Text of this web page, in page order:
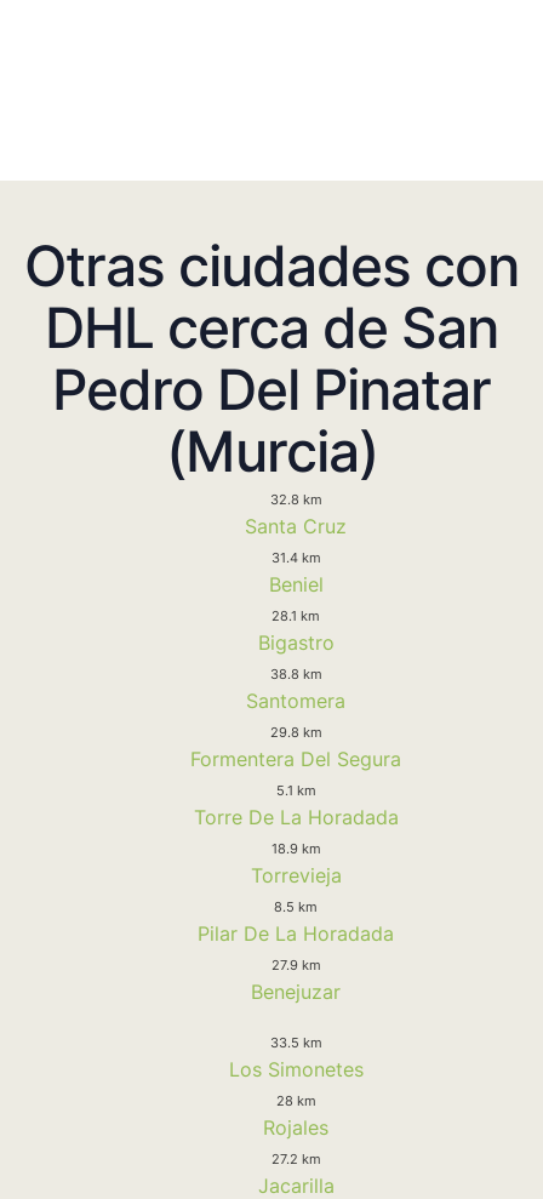
Otras ciudades con
DHL cerca de San
Pedro Del Pinatar
(Murcia)
32.8 km
Santa Cruz
31.4 km
Beniel
28.1 km
Bigastro
38.8 km
Santomera
29.8 km
Formentera Del Segura
5.1 km
Torre De La Horadada
18.9 km
Torrevieja
8.5 km
Pilar De La Horadada
27.9 km
Benejuzar
33.5 km
Los Simonetes
28 km
Rojales
27.2 km
Jacarilla